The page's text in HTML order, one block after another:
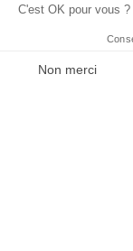
C'est OK pour vous ?
Non merci